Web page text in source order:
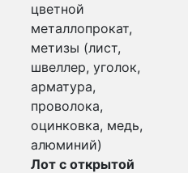
цветной
металлопрокат,
метизы (лист,
швеллер, уголок,
арматура,
проволока,
оцинковка, медь,
алюминий)
Лот с открытой